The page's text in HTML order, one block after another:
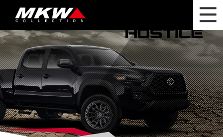
WHAT'S NEW ニュース
WHEEL LINEUP ホイールラインナップ
OTHER PRODUCT 関連製品
PHOTO GALLERY フォトギャラリー